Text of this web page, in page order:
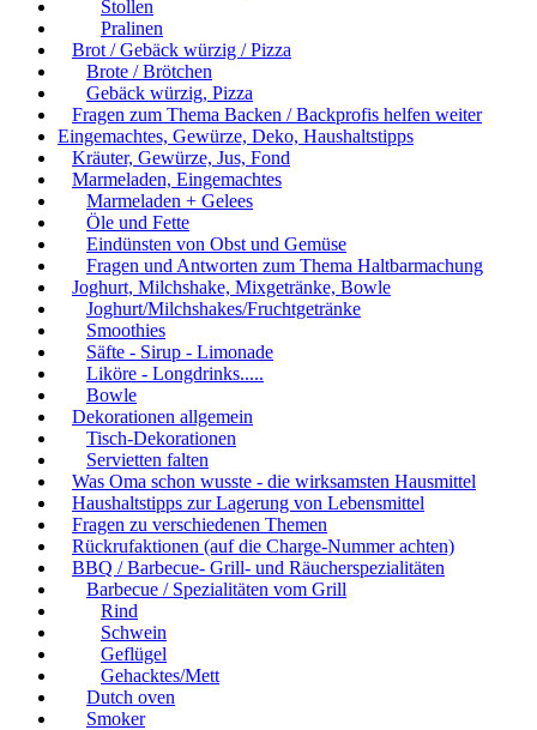
Stollen
Pralinen
Brot / Gebäck würzig / Pizza
Brote / Brötchen
Gebäck würzig, Pizza
Fragen zum Thema Backen / Backprofis helfen weiter
Eingemachtes, Gewürze, Deko, Haushaltstipps
Kräuter, Gewürze, Jus, Fond
Marmeladen, Eingemachtes
Marmeladen + Gelees
Öle und Fette
Eindünsten von Obst und Gemüse
Fragen und Antworten zum Thema Haltbarmachung
Joghurt, Milchshake, Mixgetränke, Bowle
Joghurt/Milchshakes/Fruchtgetränke
Smoothies
Säfte - Sirup - Limonade
Liköre - Longdrinks.....
Bowle
Dekorationen allgemein
Tisch-Dekorationen
Servietten falten
Was Oma schon wusste - die wirksamsten Hausmittel
Haushaltstipps zur Lagerung von Lebensmittel
Fragen zu verschiedenen Themen
Rückrufaktionen (auf die Charge-Nummer achten)
BBQ / Barbecue- Grill- und Räucherspezialitäten
Barbecue / Spezialitäten vom Grill
Rind
Schwein
Geflügel
Gehacktes/Mett
Dutch oven
Smoker